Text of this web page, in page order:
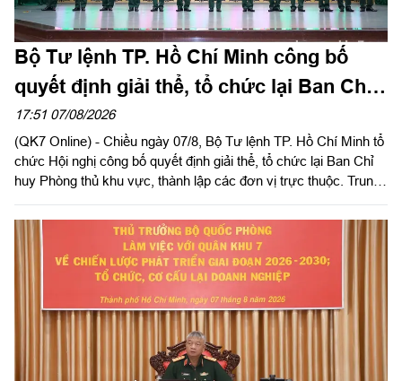
Bộ Tư lệnh TP. Hồ Chí Minh công bố
quyết định giải thể, tổ chức lại Ban Chỉ
huy PTKV, thành lập các đơn vị trực
thuộc
17:51 07/08/2026
(QK7 Online) - Chiều ngày 07/8, Bộ Tư lệnh TP. Hồ Chí Minh tổ
chức Hội nghị công bố quyết định giải thể, tổ chức lại Ban Chỉ
huy Phòng thủ khu vực, thành lập các đơn vị trực thuộc. Trung
Ủy viên Quân ủy Trung ương, Phó Bí thư Đảng ủy, Tư lệnh
Quân khu dự, chỉ đạo hội nghị. Thiếu tướng Vũ Văn Điền, Ủy
viên Ban Thường vụ Thành ủy, Tư lệnh Bộ Tư lệnh TP. Hồ Chí
Minh chủ trì hội nghị.